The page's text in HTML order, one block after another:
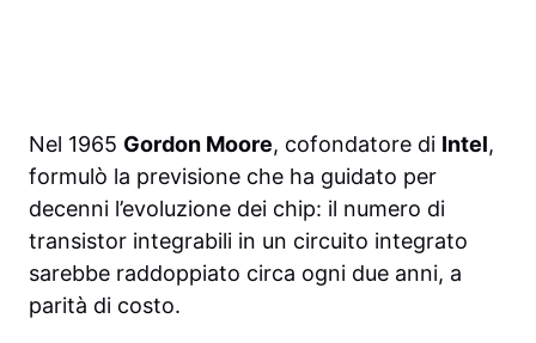
Nel 1965 Gordon Moore, cofondatore di Intel,
formulò la previsione che ha guidato per
decenni l’evoluzione dei chip: il numero di
transistor integrabili in un circuito integrato
sarebbe raddoppiato circa ogni due anni, a
parità di costo.